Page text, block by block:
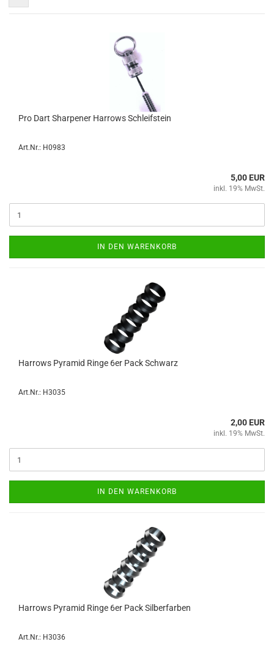
Pro Dart Shar­pe­ner Har­rows Schleif­stein
Art.Nr.: H0983
5,00 EUR
inkl. 19% MwSt.
IN DEN WARENKORB
Har­rows Py­ramid Ringe 6er Pack Schwarz
Art.Nr.: H3035
2,00 EUR
inkl. 19% MwSt.
IN DEN WARENKORB
Har­rows Py­ramid Ringe 6er Pack Sil­ber­far­ben
Art.Nr.: H3036